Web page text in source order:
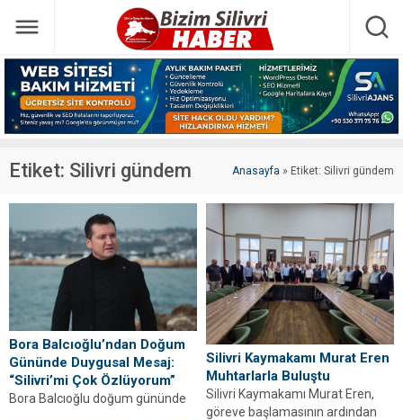
Etiket: Silivri gündem Anasayfa » Etiket: Silivri gündem
Bora Balcıoğlu’ndan Doğum
Gününde Duygusal Mesaj:
“Silivri’mi Çok Özlüyorum”
Bora Balcıoğlu doğum gününde
Silivri Kaymakamı Murat Eren
Muhtarlarla Buluştu
Silivri Kaymakamı Murat Eren,
göreve başlamasının ardından